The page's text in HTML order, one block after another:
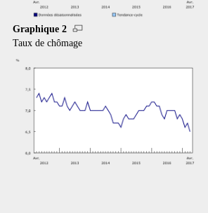
Graphique 2
Taux de chômage